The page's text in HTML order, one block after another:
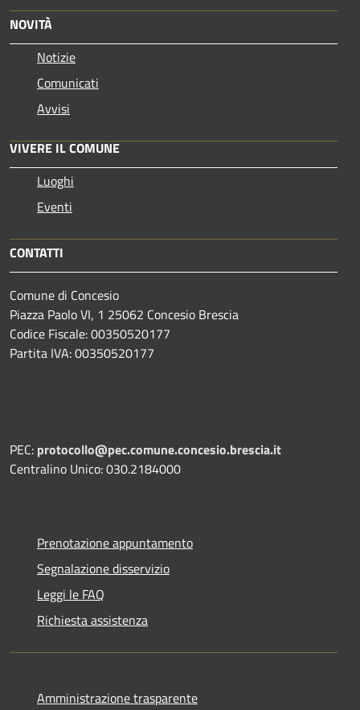
NOVITÀ
Notizie
Comunicati
Avvisi
VIVERE IL COMUNE
Luoghi
Eventi
CONTATTI
Comune di Concesio
Piazza Paolo VI, 1 25062 Concesio Brescia
Codice Fiscale: 00350520177
Partita IVA: 00350520177
PEC: protocollo@pec.comune.concesio.brescia.it
Centralino Unico: 030.2184000
Prenotazione appuntamento
Segnalazione disservizio
Leggi le FAQ
Richiesta assistenza
Amministrazione trasparente